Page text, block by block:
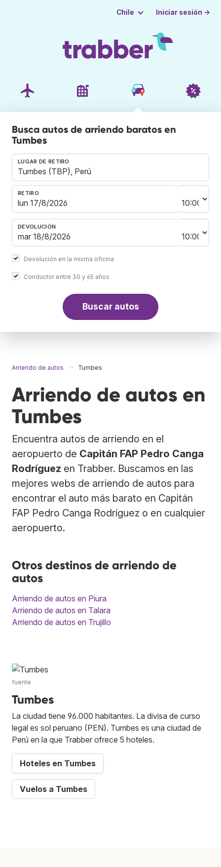
Chile Iniciar sesión →
Busca autos de arriendo baratos en
Tumbes
LUGAR DE RETIRO
RETIRO
DEVOLUCIÓN
Devolución en la misma oficina
Conductor entre 30 y 65 años
Buscar autos
Arriendo de autos Tumbes
Arriendo de autos en
Tumbes
Encuentra autos de arriendo en el
aeropuerto de Capitán FAP Pedro Canga
Rodríguez en Trabber. Buscamos en las
mejores webs de arriendo de autos para
encontrar el auto más barato en Capitán
FAP Pedro Canga Rodríguez o en cualquier
aeropuerto.
Otros destinos de arriendo de
autos
Arriendo de autos en Piura
Arriendo de autos en Talara
Arriendo de autos en Trujillo
fuente
Tumbes
La ciudad tiene 96.000 habitantes. La divisa de curso
legal es sol peruano (PEN). Tumbes es una ciudad de
Perú en la que Trabber ofrece 5 hoteles.
Hoteles en Tumbes
Vuelos a Tumbes